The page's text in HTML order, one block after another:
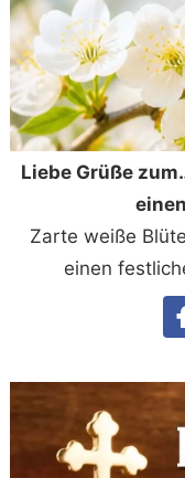
Liebe Grüße
Zarte weiße
einen